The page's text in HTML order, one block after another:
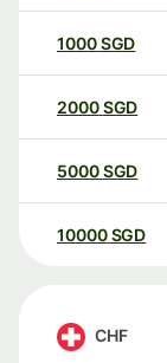
1000SGD
2000SGD
5000SGD
10000 SGD
CHF